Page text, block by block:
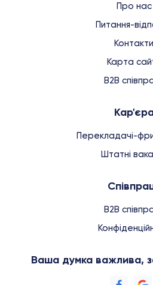
Про нас
Питання-
Контакти
Карта
B2B
Перекладачі-
Штатні
B2B
Ваша думка важлива,